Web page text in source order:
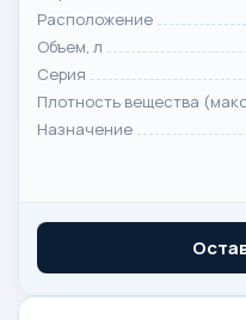
Расположение
Объем, л
Серия
Плотность вещества
Назначение